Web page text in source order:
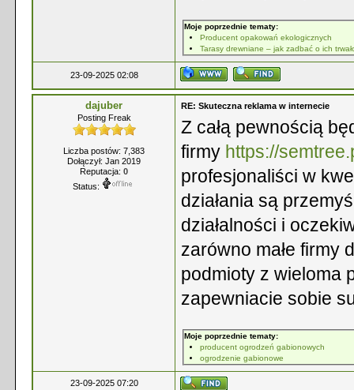
Moje poprzednie tematy:
Producent opakowań ekologicznych
Tarasy drewniane – jak zadbać o ich
23-09-2025 02:08
dajuber
Posting Freak
Liczba postów: 7,383
Dołączył: Jan 2019
Reputacja: 0
Status:
RE: Skuteczna reklama w internecie
Z całą pewnością
firmy https://
profesjonaliści w
działania są
działalności i
zarówno małe firmy
podmioty z wieloma
zapewniacie sobie
Moje poprzednie tematy:
producent ogrodzeń gabionowych
ogrodzenie gabionowe
23-09-2025 07:20